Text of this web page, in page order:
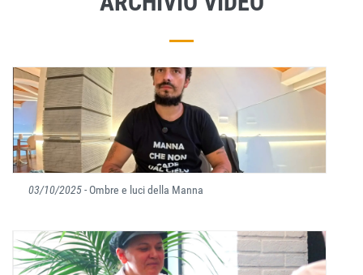
03/10/2025- Ombre e luci della Manna